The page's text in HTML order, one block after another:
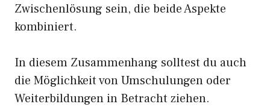
Zwischenlösung sein, die beide Aspekte
kombiniert.
In diesem Zusammenhang solltest du auch
die Möglichkeit von Umschulungen oder
Weiterbildungen in Betracht ziehen.